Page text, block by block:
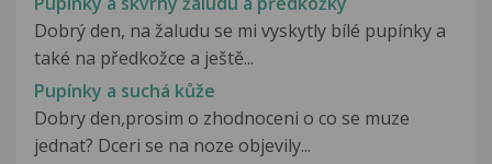
Dobrý den, na žaludu se mi vyskytly bílé pupínky a
také na předkožce a ještě...
Pupínky a suchá kůže
Dobry den,prosim o zhodnoceni o co se muze
jednat? Dceri se na noze objevily...